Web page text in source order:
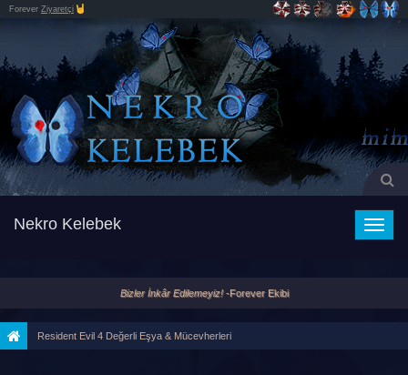
Forever Ziyaretçi
Toggle
Nekro Kelebek
Bizler İnkâr Edilemeyiz!-Forever Ekibi
Resident Evil 4 Değerli Eşya & Mücevherleri